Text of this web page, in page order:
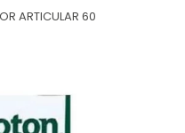
ARTICULAR 60